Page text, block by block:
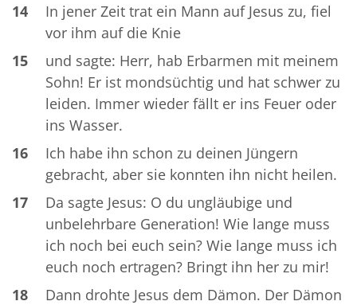
14
In jener Zeit trat ein Mann auf Jesus zu, fiel
vor ihm auf die Knie
15
und sagte: Herr, hab Erbarmen mit meinem
Sohn! Er ist mondsüchtig und hat schwer zu
leiden. Immer wieder fällt er ins Feuer oder
ins Wasser.
16
Ich habe ihn schon zu deinen Jüngern
gebracht, aber sie konnten ihn nicht heilen.
17
Da sagte Jesus: O du ungläubige und
unbelehrbare Generation! Wie lange muss
ich noch bei euch sein? Wie lange muss ich
euch noch ertragen? Bringt ihn her zu mir!
18
Dann drohte Jesus dem Dämon. Der Dämon